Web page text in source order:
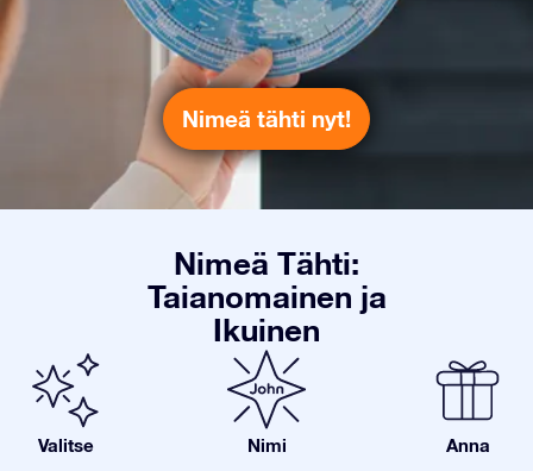
Nimeä tähti nyt!
Nimeä Tähti:
Taianomainen ja
Ikuinen
Valitse Nimi Anna